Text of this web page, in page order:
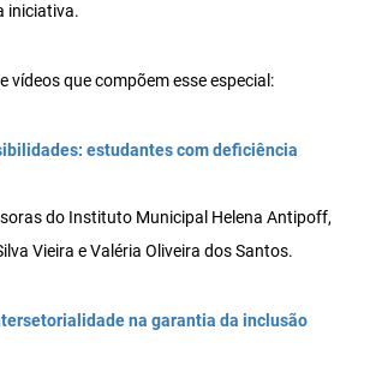
iniciativa.
vídeos que compõem esse especial:
estudantes com deficiência
do Instituto Municipal Helena Antipoff,
Vieira e Valéria Oliveira dos Santos.
na garantia da inclusão